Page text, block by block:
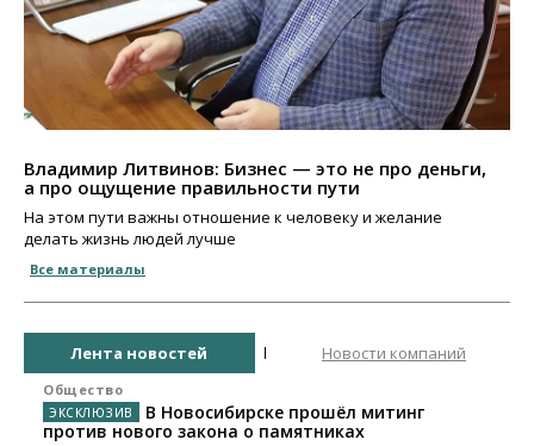
Владимир Литвинов: Бизнес — это не про деньги,
а про ощущение правильности пути
На этом пути важны отношение к человеку и желание
делать жизнь людей лучше
Все материалы
Лента новостей Новости компаний
Общество
В Новосибирске прошёл митинг
против нового закона о памятниках